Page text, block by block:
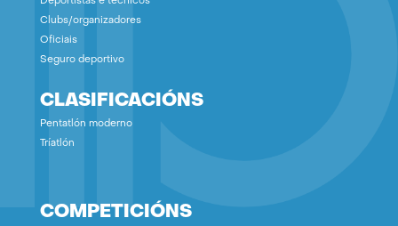
Clubs/organizadores
Oficiais
Seguro deportivo
CLASIFICACIÓNS
Pentatlón moderno
Tríatlón
COMPETICIÓNS